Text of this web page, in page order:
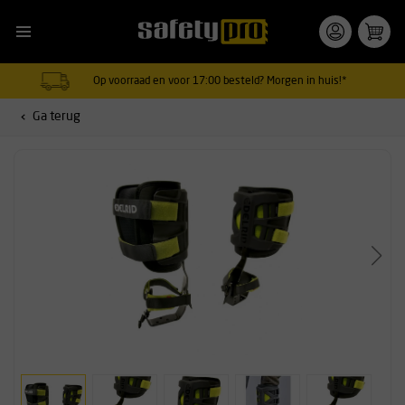
Op voorraad en voor 17:00 besteld? Morgen in huis!*
Ga terug